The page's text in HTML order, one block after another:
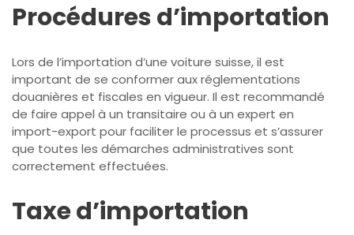
Procédures d’importation
Lors de l’importation d’une voiture suisse, il est
important de se conformer aux réglementations
douanières et fiscales en vigueur. Il est recommandé
de faire appel à un transitaire ou à un expert en
import-export pour faciliter le processus et s’assurer
que toutes les démarches administratives sont
correctement effectuées.
Taxe d’importation